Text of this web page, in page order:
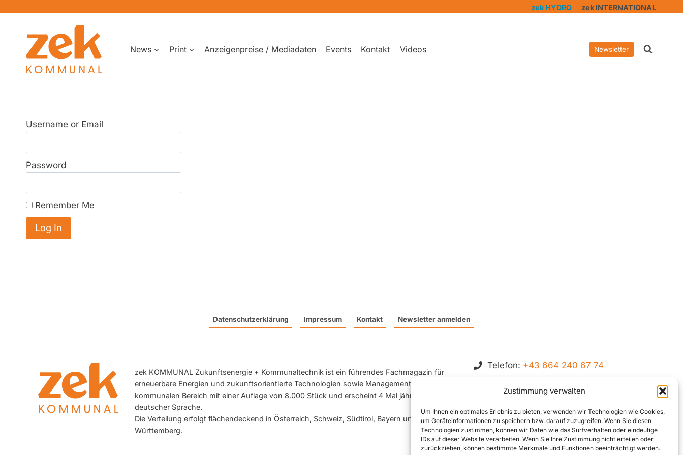
Zustimmung verwalten
Um Ihnen ein optimales Erlebnis zu bieten, verwenden wir Technologien wie Cookies,
um Geräteinformationen zu speichern bzw. darauf zuzugreifen. Wenn Sie diesen
Technologien zustimmen, können wir Daten wie das Surfverhalten oder eindeutige
IDs auf dieser Website verarbeiten. Wenn Sie Ihre Zustimmung nicht erteilen oder
zurückziehen, können bestimmte Merkmale und Funktionen beeinträchtigt werden.
springen
zek HYDRO zek INTERNATIONAL
News Print Anzeigenpreise / Mediadaten Events Kontakt Videos Newsletter
Username or Email
Password
Remember Me
Datenschutzerklärung Impressum Kontakt Newsletter anmelden
zek KOMMUNAL Zukunftsenergie + Kommunaltechnik ist ein führendes Fachmagazin für
erneuerbare Energien und zukunftsorientierte Technologien sowie Management im
kommunalen Bereich mit einer Auflage von 8.000 Stück und erscheint 4 Mal jährlich in
deutscher Sprache.
Die Verteilung erfolgt flächendeckend in Österreich, Schweiz, Südtirol, Bayern und Baden-
Württemberg.
Telefon: +43 664 240 67 74
fb.com/zek-Kommunal
linkedin.com/zek-kommunal